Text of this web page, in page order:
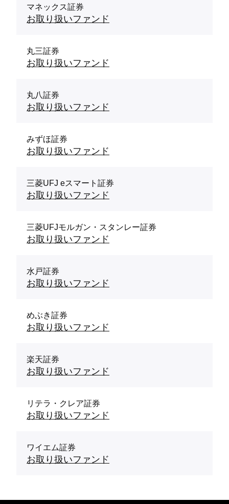
マネックス証券
お取り扱いファンド
丸三証券
お取り扱いファンド
丸八証券
お取り扱いファンド
みずほ証券
お取り扱いファンド
三菱UFJ eスマート証券
お取り扱いファンド
三菱UFJモルガン・スタンレー証券
お取り扱いファンド
水戸証券
お取り扱いファンド
めぶき証券
お取り扱いファンド
楽天証券
お取り扱いファンド
リテラ・クレア証券
お取り扱いファンド
ワイエム証券
お取り扱いファンド